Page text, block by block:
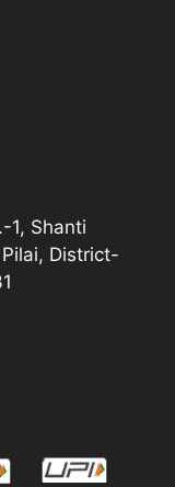
1, Shanti
District-